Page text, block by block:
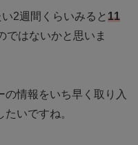
2週間くらいみると 11
ではないかと思いま
情報をいち早く取り入
いですね。